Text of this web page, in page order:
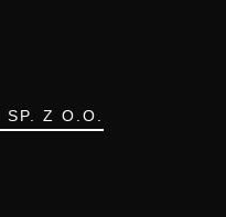
Z O.O.